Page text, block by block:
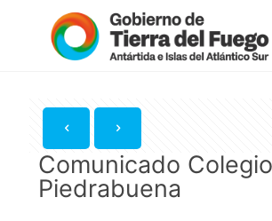
Comunicado Colegio
Piedrabuena